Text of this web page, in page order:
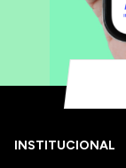
INSTITUCIONAL